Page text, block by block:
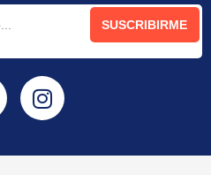
SUSCRIBIRME